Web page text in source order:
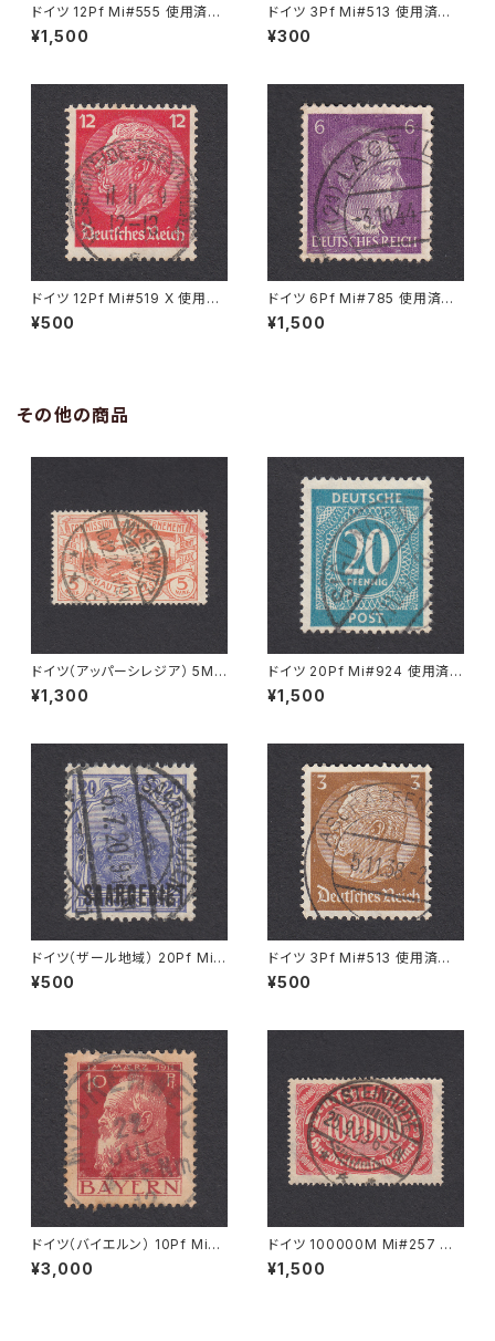
ドイツ 12Pf Mi#555 使用済み
切手｜FLÖHA 14.11.1934
¥1,500
ドイツ 3Pf Mi#513 使用済み
切手｜DRESDEN 31.5.1935
¥300
ドイツ 12Pf Mi#519 X 使用済
み切手｜WESERMÜNDE-GE
ESTEMÜNDE 11.11.1939
¥500
ドイツ 6Pf Mi#785 使用済み
切手｜LAGE 3.10.1944
¥1,500
その他の商品
ドイツ（アッパーシレジア） 5M
Mi#29 使用済み切手｜MYSL
OWITZ 10.12.1921
¥1,300
ドイツ 20Pf Mi#924 使用済み
切手｜SIGLINGEN 7.11.1947
¥1,500
ドイツ（ザール地域） 20Pf Mi#
35 使用済み切手｜SAARBRÜ
CKEN 6.7.1920
¥500
ドイツ 3Pf Mi#513 使用済み
切手｜ASCHAFFENBURG 5.1
1.1936
¥500
ドイツ（バイエルン） 10Pf Mi#7
8 使用済み切手｜MOORENW
EIS 22.JUL.1912
¥3,000
ドイツ 100000M Mi#257 使
用済み切手｜STEINHUDE 25.
9.1923
¥1,500